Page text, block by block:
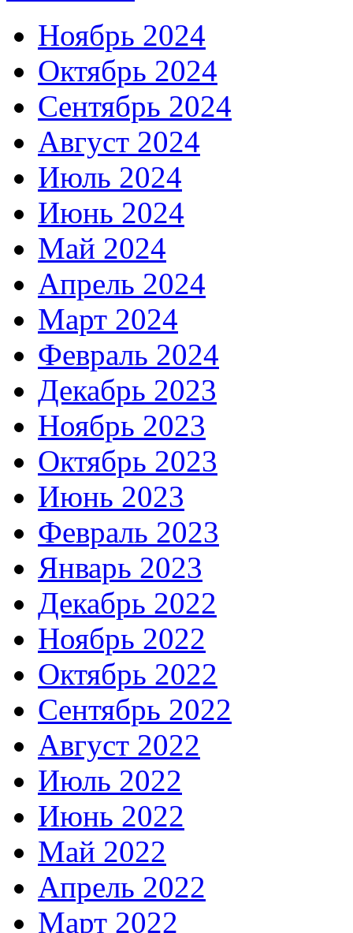
Ноябрь 2024
Октябрь 2024
Сентябрь 2024
Август 2024
Июль 2024
Июнь 2024
Май 2024
Апрель 2024
Март 2024
Февраль 2024
Декабрь 2023
Ноябрь 2023
Октябрь 2023
Июнь 2023
Февраль 2023
Январь 2023
Декабрь 2022
Ноябрь 2022
Октябрь 2022
Сентябрь 2022
Август 2022
Июль 2022
Июнь 2022
Май 2022
Апрель 2022
Март 2022